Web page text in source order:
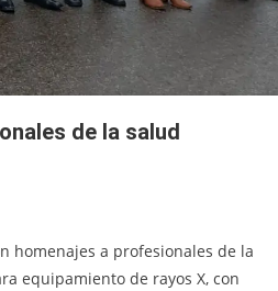
de la salud
homenajes a profesionales de la
equipamiento de rayos X, con